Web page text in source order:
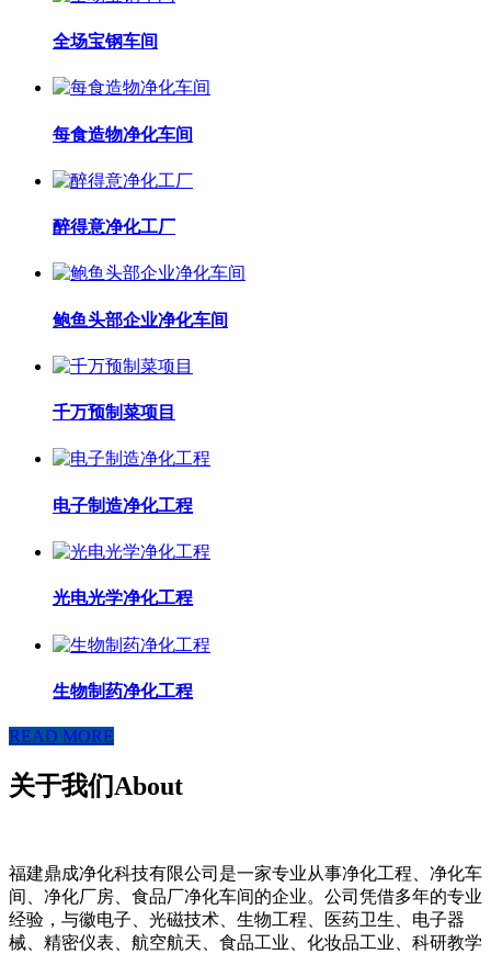
全场宝钢车间
每食造物净化车间
醉得意净化工厂
鲍鱼头部企业净化车间
千万预制菜项目
电子制造净化工程
光电光学净化工程
生物制药净化工程
READ MORE
关于我们About
福建鼎成净化科技有限公司是一家专业从事净化工程、净化车
间、净化厂房、食品厂净化车间的企业。公司凭借多年的专业
经验，与徽电子、光磁技术、生物工程、医药卫生、电子器
械、精密仪表、航空航天、食品工业、化妆品工业、科研教学